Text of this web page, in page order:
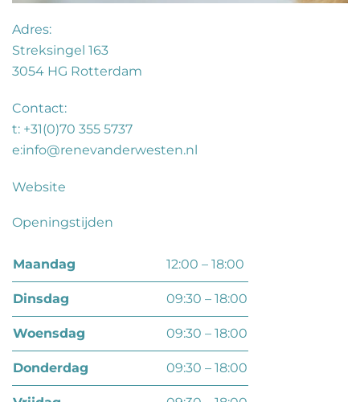
Adres:
Streksingel 163
3054 HG Rotterdam
Contact:
t: +31(0)70 355 5737
e:info@renevanderwesten.nl
Website
Openingstijden
maandag 12:00 – 18:00
dinsdag 09:30 – 18:00
woensdag 09:30 – 18:00
donderdag 09:30 – 18:00